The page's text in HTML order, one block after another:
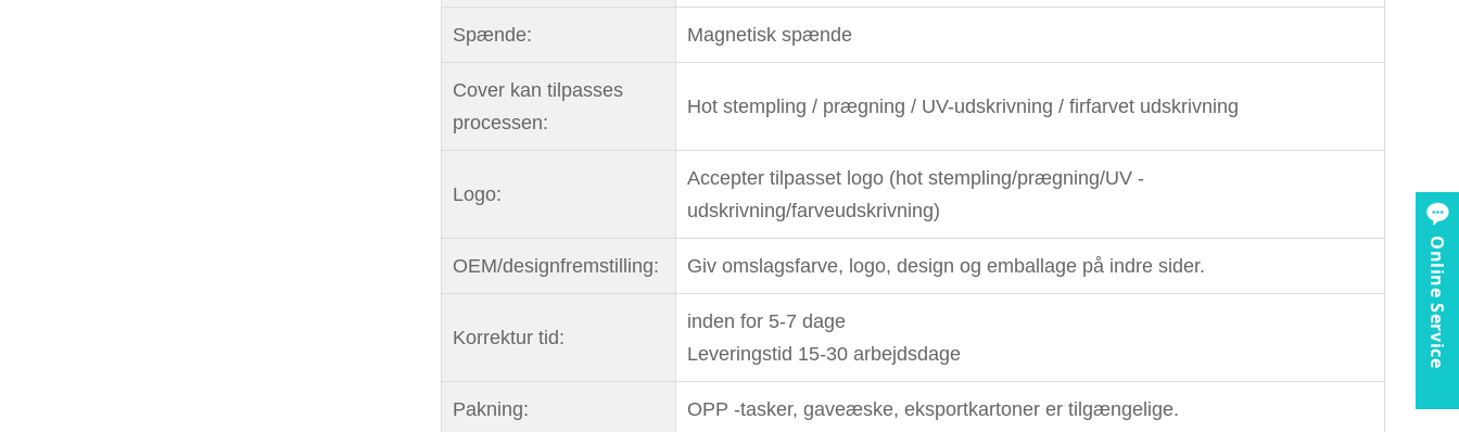
Spænde: Magnetisk spænde
Cover kan tilpasses
processen:
Hot stempling / prægning / UV-udskrivning / firfarvet udskrivning
Logo:
Accepter tilpasset logo (hot stempling/prægning/UV -
udskrivning/farveudskrivning)
OEM/designfremstilling: Giv omslagsfarve, logo, design og emballage på indre sider.
Korrektur tid:
inden for 5-7 dage
Leveringstid 15-30 arbejdsdage
Pakning: OPP -tasker, gaveæske, eksportkartoner er tilgængelige.
Online Service